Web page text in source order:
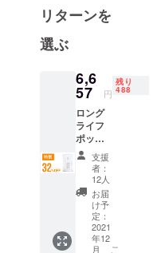
造まで、日
本産・日本
製にこだわ
イフ浄水器
の製造メー
カーです。
浄水器メー
カーとし
て、世の中
のお役に立
てる商品を
い！という
リターンを
選ぶ
6,6
57 円
残り
488
ロング
ライフ
ポット
×1 一般
販売予
定価格
9,790円
（税・
送料込
み）の
32％OF
支援
者：
12人
お届
け予
定：
2021
年12
月
こ